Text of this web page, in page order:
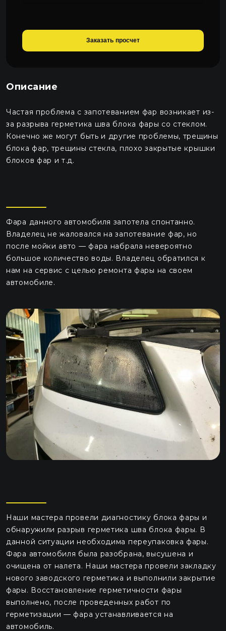
Заказать просчет
Описание
Частая проблема с запотеванием фар возникает из-
за разрыва герметика шва блока фары со стеклом.
Конечно же могут быть и другие проблемы, трещины
блока фар, трещины стекла, плохо закрытые крышки
блоков фар и т.д.
Фара данного автомобиля запотела спонтанно.
Владелец не жаловался на запотевание фар, но
после мойки авто — фара набрала невероятно
большое количество воды. Владелец обратился к
нам на сервис с целью ремонта фары на своем
автомобиле.
Наши мастера провели диагностику блока фары и
обнаружили разрыв герметика шва блока фары. В
данной ситуации необходима переупаковка фары.
Фара автомобиля была разобрана, высушена и
очищена от налета. Наши мастера провели закладку
нового заводского герметика и выполнили закрытие
фары. Восстановление герметичности фары
выполнено, после проведенных работ по
герметизации — фара устанавливается на
автомобиль.